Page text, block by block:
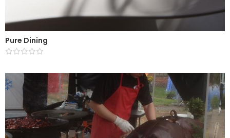
Pure Dining